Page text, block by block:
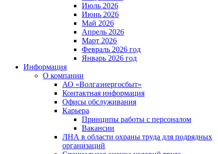
Июль 2026
Июнь 2026
Май 2026
Апрель 2026
Март 2026
Февраль 2026 год
Январь 2026 год
Информация
О компании
АО «Волгаэнергосбыт»
Контактная информация
Офисы обслуживания
Карьера
Принципы работы с персоналом
Вакансии
ЛНА в области охраны труда для подрядных
организаций